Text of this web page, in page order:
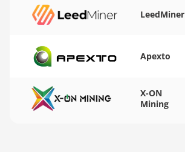
BITMAIN AntMiner
KS3 (8.3TH)
BITMAIN AntMiner
KS3 (9.4TH)
BITMAIN AntMiner
KS5
LeedMiner
Apexto
X-ON
Mining